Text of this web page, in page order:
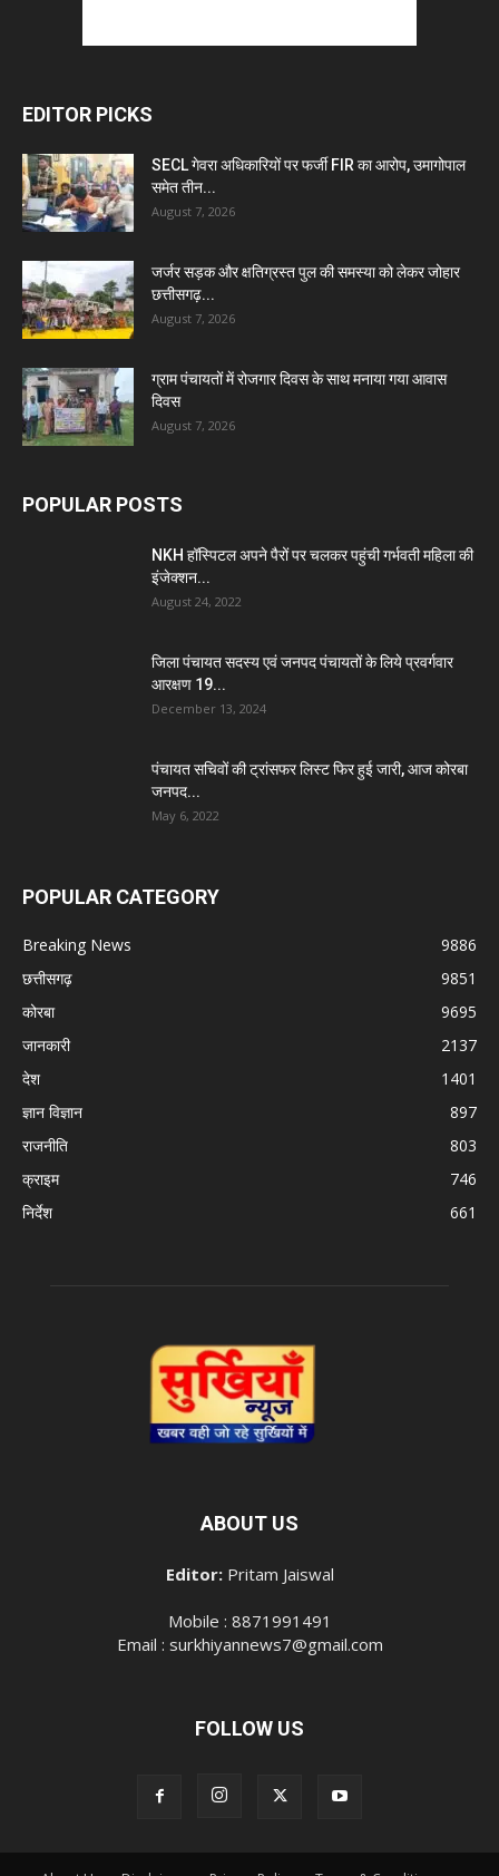
EDITOR PICKS
SECL गेवरा अधिकारियों पर फर्जी FIR का आरोप, उमागोपाल
समेत तीन...
August 7, 2026
जर्जर सड़क और क्षतिग्रस्त पुल की समस्या को लेकर जोहार
छत्तीसगढ़...
August 7, 2026
ग्राम पंचायतों में रोजगार दिवस के साथ मनाया गया आवास
दिवस
August 7, 2026
POPULAR POSTS
NKH हॉस्पिटल अपने पैरों पर चलकर पहुंची गर्भवती महिला की
इंजेक्शन...
August 24, 2022
जिला पंचायत सदस्य एवं जनपद पंचायतों के लिये प्रवर्गवार
आरक्षण 19...
December 13, 2024
पंचायत सचिवों की ट्रांसफर लिस्ट फिर हुई जारी, आज कोरबा
जनपद...
May 6, 2022
POPULAR CATEGORY
Breaking News
9886
छत्तीसगढ़
9851
कोरबा
9695
जानकारी
2137
देश
1401
ज्ञान विज्ञान
897
राजनीति
803
क्राइम
746
निर्देश
661
ABOUT US
Editor:Pritam Jaiswal
Mobile : 8871991491
Email : surkhiyannews7@gmail.com
FOLLOW US